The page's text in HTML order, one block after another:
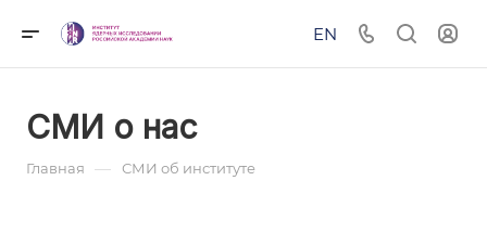
EN
СМИ о нас
Главная — СМИ об институте